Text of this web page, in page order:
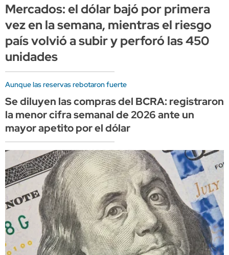
Mercados: el dólar bajó por primera
vez en la semana, mientras el riesgo
país volvió a subir y perforó las 450
unidades
Aunque las reservas rebotaron fuerte
Se diluyen las compras del BCRA: registraron
la menor cifra semanal de 2026 ante un
mayor apetito por el dólar